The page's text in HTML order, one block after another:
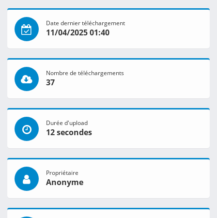
Date dernier téléchargement
11/04/2025 01:40
Nombre de téléchargements
37
Durée d'upload
12 secondes
Propriétaire
Anonyme